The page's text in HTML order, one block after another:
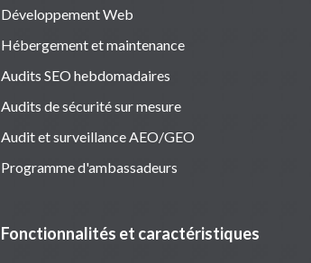
Développement Web
Hébergement et maintenance
Audits SEO hebdomadaires
Audits de sécurité sur mesure
Audit et surveillance AEO/GEO
Programme d'ambassadeurs
Fonctionnalités et caractéristiques